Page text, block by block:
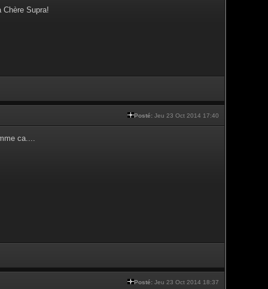
Chère Supra!
Posté: Jeu 23 Oct 2014 17:40
ca....
Posté: Jeu 23 Oct 2014 18:37